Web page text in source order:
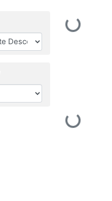
Loading...
Loading...